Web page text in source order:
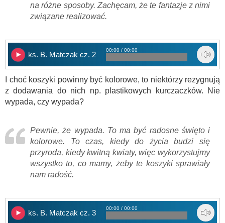
na różne sposoby. Zachęcam, że te fantazje z nimi
związane realizować.
ks. B. Matczak cz. 2
00:00 / 00:00
I choć koszyki powinny być kolorowe, to niektórzy rezygnują
z dodawania do nich np. plastikowych kurczaczków. Nie
wypada, czy wypada?
Pewnie, że wypada. To ma być radosne święto i
kolorowe. To czas, kiedy do życia budzi się
przyroda, kiedy kwitną kwiaty, więc wykorzystujmy
wszystko to, co mamy, żeby te koszyki sprawiały
nam radość.
ks. B. Matczak cz. 3
00:00 / 00:00